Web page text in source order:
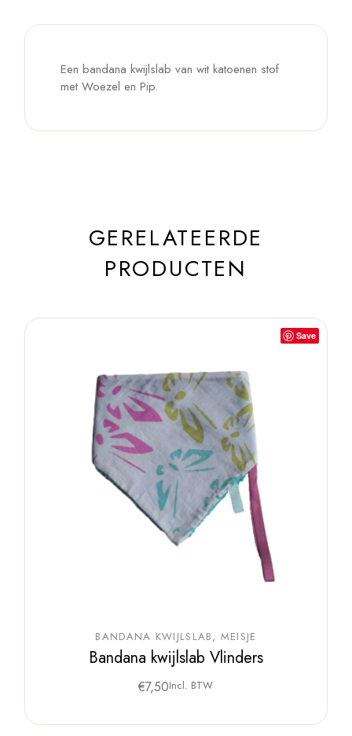
Een bandana kwijlslab van wit katoenen stof
met Woezel en Pip.
GERELATEERDE
PRODUCTEN
Save
BANDANA KWIJLSLAB MEISJE
Bandana kwijlslab Vlinders
€7,50Incl. BTW